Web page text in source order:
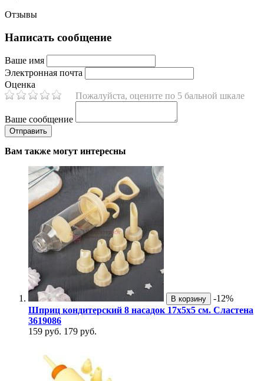
Отзывы
Написать сообщение
Ваше имя
Электронная почта
Оценка
Пожалуйста, оцените по 5 бальной шкале
Ваше сообщение
Вам также могут интересны
В корзину
-12%
Шприц кондитерский 8 насадок 17х5х5 см. Cластена
3619086
159 руб. 179 руб.